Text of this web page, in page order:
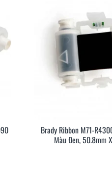
chọn ống co nhiệt HZSE
máy in nhãn đúng chuẩn
20/01/2026
Brady Ribbon M71-
Màu Đen, 50.8mm